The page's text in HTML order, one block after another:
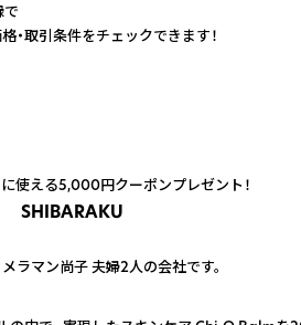
SHIBARAKU
ラマン尚子 夫婦2人の会社です。
で
・取引条件をチェックできます！
使える5,000円クーポンプレゼント！